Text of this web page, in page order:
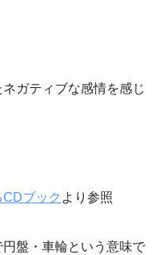
ガティブな感情を感じ
ブック より参照
盤・車輪という意味で